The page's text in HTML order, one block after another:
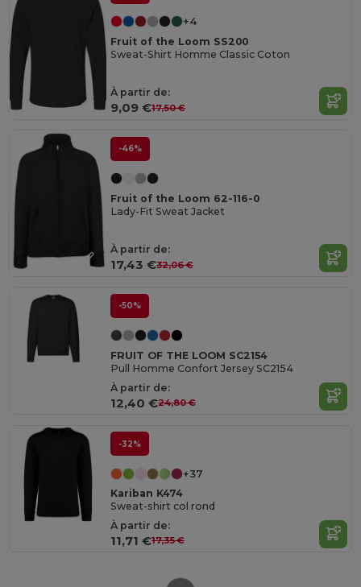
+4
Fruit of the Loom SS200
Sweat-Shirt Homme Classic Coton
À partir de:
9,09 €17,50 €
-46%
Fruit of the Loom 62-116-0
Lady-Fit Sweat Jacket
À partir de:
17,43 €32,06 €
-50%
FRUIT OF THE LOOM SC2154
Pull Homme Confort Jersey SC2154
À partir de:
12,40 €24,80 €
-32%
+37
Kariban K474
Sweat-shirt col rond
À partir de:
11,71 €17,35 €